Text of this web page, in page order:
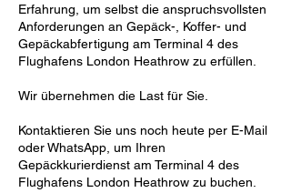
Erfahrung, um selbst die anspruchsvollsten
Anforderungen an Gepäck-, Koffer- und
Gepäckabfertigung am Terminal 4 des
Flughafens London Heathrow zu erfüllen.
Wir übernehmen die Last für Sie.
Kontaktieren Sie uns noch heute per E-Mail
oder WhatsApp, um Ihren
Gepäckkurierdienst am Terminal 4 des
Flughafens London Heathrow zu buchen.